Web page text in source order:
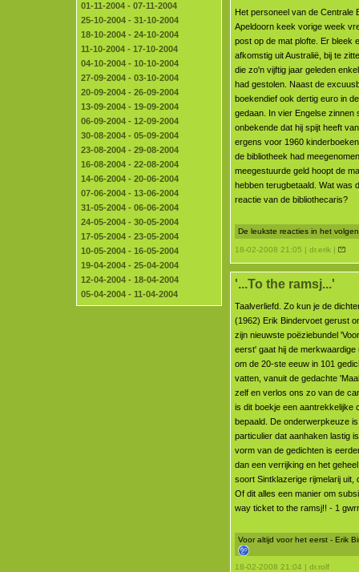
01-11-2004 - 07-11-2004
25-10-2004 - 31-10-2004
18-10-2004 - 24-10-2004
11-10-2004 - 17-10-2004
04-10-2004 - 10-10-2004
27-09-2004 - 03-10-2004
20-09-2004 - 26-09-2004
13-09-2004 - 19-09-2004
06-09-2004 - 12-09-2004
30-08-2004 - 05-09-2004
23-08-2004 - 29-08-2004
16-08-2004 - 22-08-2004
14-06-2004 - 20-06-2004
07-06-2004 - 13-06-2004
31-05-2004 - 06-06-2004
24-05-2004 - 30-05-2004
17-05-2004 - 23-05-2004
10-05-2004 - 16-05-2004
19-04-2004 - 25-04-2004
12-04-2004 - 18-04-2004
05-04-2004 - 11-04-2004
Het personeel van de Centrale
Apeldoorn keek vorige week
post op de mat plofte. Er bleek
afkomstig uit Australië, bij te
die zo'n vijftig jaar geleden
had gestolen. Naast de
boekendief ook dertig euro in
gedaan. In vier Engelse zinnen
onbekende dat hij spijt heeft
ergens voor 1960
de bibliotheek had
meegestuurde geld hoopt de
hebben terugbetaald. Wat was
reactie van de bibliothecaris?
De leukste reacties in het
18-02-2008 21:05 | dr.erik |
'...To the ramsj...'
Taalverliefd. Zo kun je de
(1962) Erik Bindervoet gerust
zijn nieuwste poëziebundel
eerst' gaat hij de merkwaardige
om de 20-ste eeuw in 101
vatten, vanuit de gedachte
zelf en verlos ons zo van de
is dit boekje een aantrekkelijke
bepaald. De onderwerpkeuze
particulier dat aanhaken lastig
vorm van de gedichten is
dan een verrijking en het
soort Sintklazerige rijmelarij uit,
Of dit alles een manier om
way ticket to the ramsj!! - 1
Voor altijd voor het eerst - Erik
18-02-2008 21:04 | dr.rolf